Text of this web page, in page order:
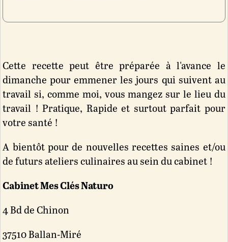
Cette recette peut être préparée à l'avance le
dimanche pour emmener les jours qui suivent au
travail si, comme moi, vous mangez sur le lieu du
travail ! Pratique, Rapide et surtout parfait pour
votre santé !
A bientôt pour de nouvelles recettes saines et/ou
de futurs ateliers culinaires au sein du cabinet !
Cabinet Mes Clés Naturo
4 Bd de Chinon
37510 Ballan-Miré